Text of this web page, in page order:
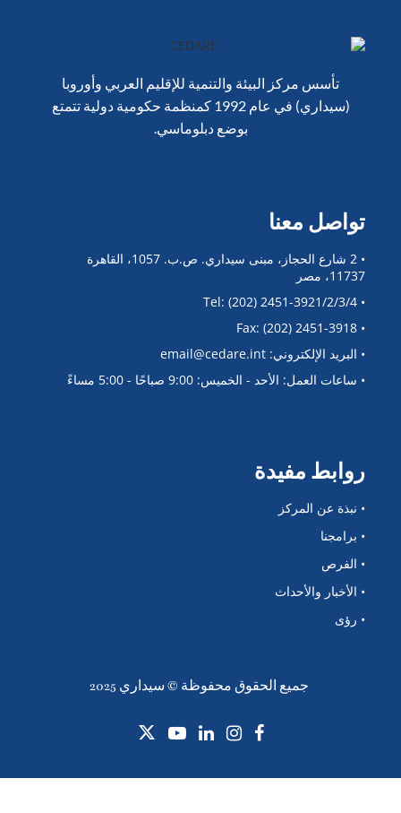
تأسس مركز البيئة والتنمية للإقليم العربي وأوروبا
(سيداري) في عام 1992 كمنظمة حكومية دولية تتمتع
بوضع دبلوماسي.
تواصل معنا
• 2 شارع الحجاز، مبنى سيداري. ص.ب. 1057، القاهرة
11737، مصر
• Tel: (202) 2451-3921/2/3/4
• Fax: (202) 2451-3918
• البريد الإلكتروني: email@cedare.int
• ساعات العمل: الأحد - الخميس: 9:00 صباحًا - 5:00 مساءً
روابط مفيدة
• نبذة عن المركز
• برامجنا
• الفرص
• الأخبار والأحداث
• رؤى
جميع الحقوق محفوظة © سيداري 2025